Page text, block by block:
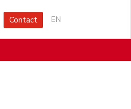
Contact EN